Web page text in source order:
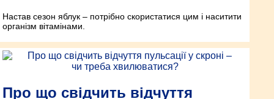
Настав сезон яблук – потрібно скористатися цим і наситити
організм вітамінами.
Про що свідчить відчуття